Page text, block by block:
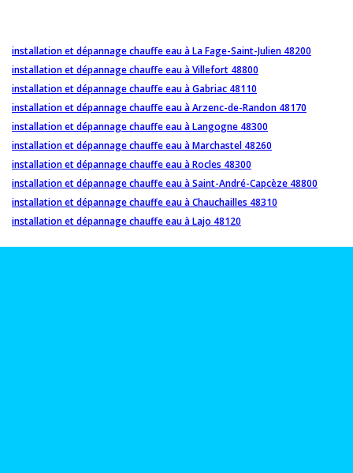
installation et dépannage chauffe eau à La Fage-Saint-Julien 48200
installation et dépannage chauffe eau à Villefort 48800
installation et dépannage chauffe eau à Gabriac 48110
installation et dépannage chauffe eau à Arzenc-de-Randon 48170
installation et dépannage chauffe eau à Langogne 48300
installation et dépannage chauffe eau à Marchastel 48260
installation et dépannage chauffe eau à Rocles 48300
installation et dépannage chauffe eau à Saint-André-Capcèze 48800
installation et dépannage chauffe eau à Chauchailles 48310
installation et dépannage chauffe eau à Lajo 48120